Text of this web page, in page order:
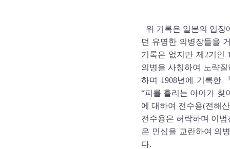
위 기록은 일본의 입장
던 유명한 의병장들을
기록은 없지만 제2기인
의병을 사칭하여 노략
하며 1908년에 기록한
“피를 흘리는 아이가 찾
에 대하여 전수용(전해
전수용은 허락하며 이범
은 민심을 교란하여 의
다.